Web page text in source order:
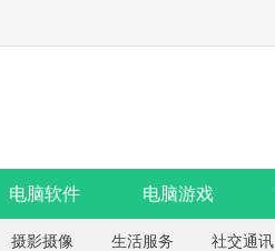
电脑软件 电脑游戏
摄影摄像 生活服务 社交通讯